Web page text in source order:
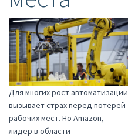
Для многих рост автоматизации
вызывает страх перед потерей
рабочих мест. Но Amazon,
лидер в области